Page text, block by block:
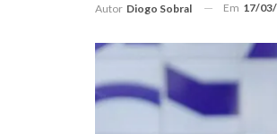
Autor Diogo Sobral Em 17/